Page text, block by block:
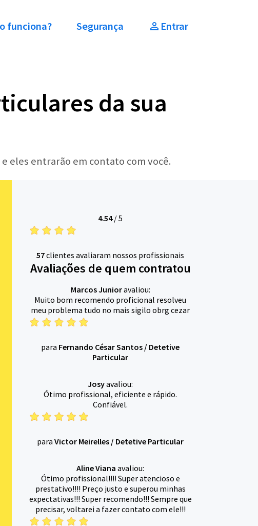
funciona? Segurança Entrar
da sua
eles entrarão em contato com você.
4.54/5
57clientes avaliaram nossos profissionais
Avaliações de quem contratou
Marcos Junioravaliou:
Muito bom recomendo proficional resolveu
meu problema tudo no mais sigilo obrg cezar
para Fernando César Santos / Detetive
Particular
Josyavaliou:
Ótimo profissional, eficiente e rápido.
Confiável.
para Victor Meirelles / Detetive Particular
Aline Viana avaliou:
Ótimo profissional!!!! Super atencioso e
prestativo!!!! Preço justo e superou minhas
expectativas!!! Super recomendo!!! Sempre que
precisar, voltarei a fazer contato com ele!!!